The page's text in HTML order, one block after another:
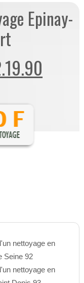
Epinay-
nettoyage en
Seine 92
nettoyage en